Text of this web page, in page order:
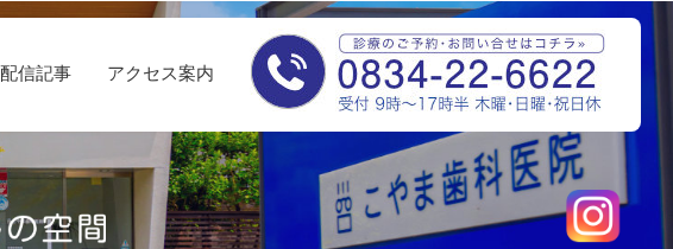
配信記事 アクセス案内